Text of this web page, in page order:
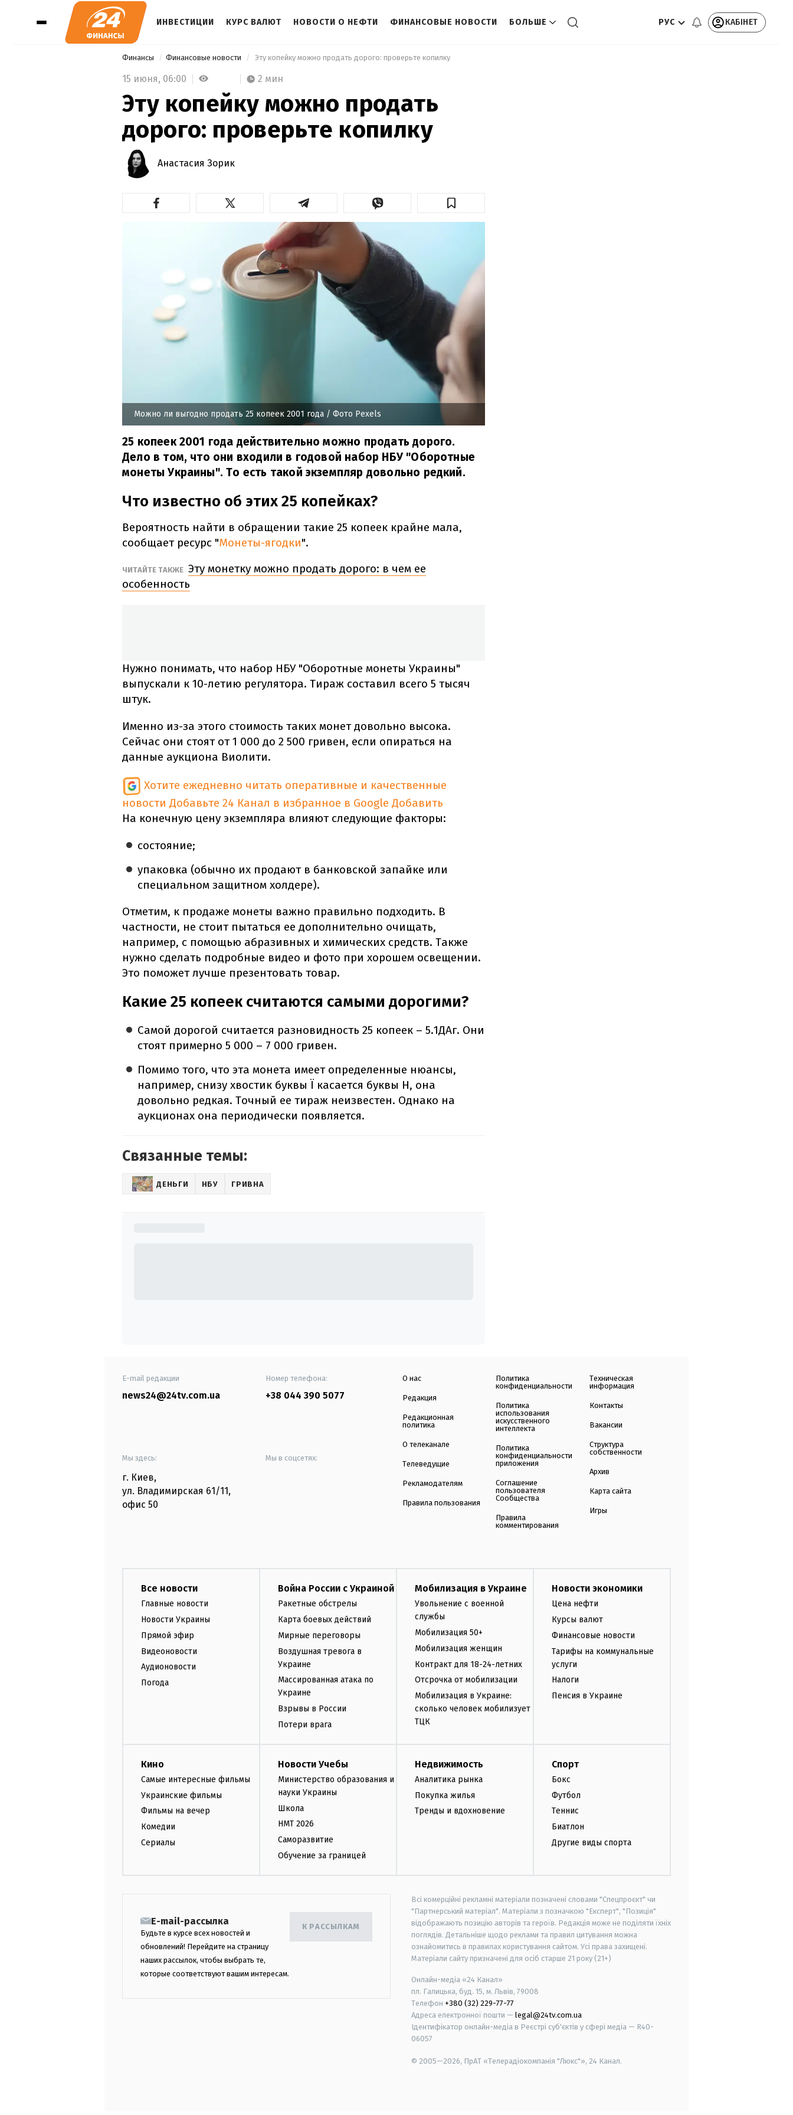
ИНВЕСТИЦИИ КУРС ВАЛЮТ НОВОСТИ О НЕФТИ ФИНАНСОВЫЕ НОВОСТИ БОЛЬШЕ РУС КАБІНЕТ
Финансы Финансовые новости Эту копейку можно продать дорого: проверьте копилку
15 июня, 06:00 2 мин
Эту копейку можно продать
дорого: проверьте копилку
Анастасия Зорик
Можно ли выгодно продать 25 копеек 2001 года / Фото Pexels
25 копеек 2001 года действительно можно продать дорого.
Дело в том, что они входили в годовой набор НБУ "Оборотные
монеты Украины". То есть такой экземпляр довольно редкий.
Что известно об этих 25 копейках?
Вероятность найти в обращении такие 25 копеек крайне мала,
сообщает ресурс "Монеты-ягодки".
ЧИТАЙТЕ ТАКЖЕ Эту монетку можно продать дорого: в чем ее
особенность
Нужно понимать, что набор НБУ "Оборотные монеты Украины"
выпускали к 10-летию регулятора. Тираж составил всего 5 тысяч
штук.
Именно из-за этого стоимость таких монет довольно высока.
Сейчас они стоят от 1 000 до 2 500 гривен, если опираться на
данные аукциона Виолити.
Хотите ежедневно читать оперативные и качественные
новости Добавьте 24 Канал в избранное в Google Добавить
На конечную цену экземпляра влияют следующие факторы:
состояние;
упаковка (обычно их продают в банковской запайке или
специальном защитном холдере).
Отметим, к продаже монеты важно правильно подходить. В
частности, не стоит пытаться ее дополнительно очищать,
например, с помощью абразивных и химических средств. Также
нужно сделать подробные видео и фото при хорошем освещении.
Это поможет лучше презентовать товар.
Какие 25 копеек считаются самыми дорогими?
Самой дорогой считается разновидность 25 копеек – 5.1ДАг. Они
стоят примерно 5 000 – 7 000 гривен.
Помимо того, что эта монета имеет определенные нюансы,
например, снизу хвостик буквы Ї касается буквы Н, она
довольно редкая. Точный ее тираж неизвестен. Однако на
аукционах она периодически появляется.
Связанные темы:
ДЕНЬГИ НБУ ГРИВНА
E-mail редакции
news24@24tv.com.ua
Номер телефона:
+38 044 390 5077
Мы здесь:
г. Киев,
ул. Владимирская 61/11,
офис 50
Мы в соцсетях:
О нас
Редакция
Редакционная
политика
О телеканале
Телеведущие
Рекламодателям
Правила пользования
Политика
конфиденциальности
Политика
использования
искусственного
интеллекта
Политика
конфиденциальности
приложения
Соглашение
пользователя
Сообщества
Правила
комментирования
Техническая
информация
Контакты
Вакансии
Структура
собственности
Архив
Карта сайта
Игры
Все новости
Главные новости
Новости Украины
Прямой эфир
Видеоновости
Аудионовости
Погода
Война России с Украиной
Ракетные обстрелы
Карта боевых действий
Мирные переговоры
Воздушная тревога в
Украине
Массированная атака по
Украине
Взрывы в России
Потери врага
Мобилизация в Украине
Увольнение с военной
службы
Мобилизация 50+
Мобилизация женщин
Контракт для 18-24-летних
Отсрочка от мобилизации
Мобилизация в Украине:
сколько человек мобилизует
ТЦК
Новости экономики
Цена нефти
Курсы валют
Финансовые новости
Тарифы на коммунальные
услуги
Налоги
Пенсия в Украине
Кино
Самые интересные фильмы
Украинские фильмы
Фильмы на вечер
Комедии
Сериалы
Новости Учебы
Министерство образования и
науки Украины
Школа
НМТ 2026
Саморазвитие
Обучение за границей
Недвижимость
Аналитика рынка
Покупка жилья
Тренды и вдохновение
Спорт
Бокс
Футбол
Теннис
Биатлон
Другие виды спорта
E-mail-рассылка
Будьте в курсе всех новостей и
обновлений! Перейдите на страницу
наших рассылок, чтобы выбрать те,
которые соответствуют вашим интересам.
К РАССЫЛКАМ
Всі комерційні рекламні матеріали позначені словами "Спецпроєкт" чи
"Партнерський матеріал". Матеріали з позначкою "Експерт", "Позиція"
відображають позицію авторів та героїв. Редакція може не поділяти їхніх
поглядів. Детальніше щодо реклами та правил цитування можна
ознайомитись в правилах користування сайтом. Усі права захищені.
Матеріали сайту призначені для осіб старше 21 року (21+)
Онлайн-медіа «24 Канал»
пл. Галицька, буд. 15, м. Львів, 79008
Телефон +380 (32) 229-77-77
Адреса електронної пошти — legal@24tv.com.ua
Ідентифікатор онлайн-медіа в Реєстрі суб'єктів у сфері медіа — R40-
06057
© 2005—2026, ПрАТ «Телерадіокомпанія "Люкс"», 24 Канал.